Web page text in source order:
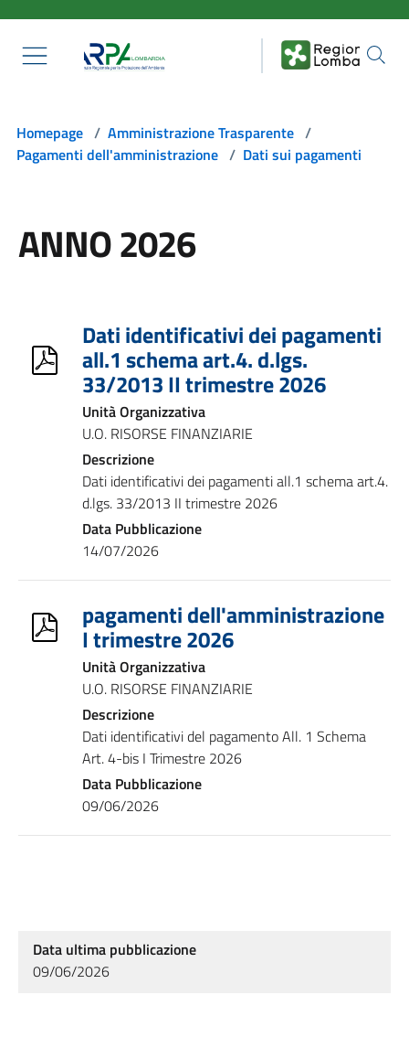
Homepage / Amministrazione Trasparente /
Pagamenti dell'amministrazione / Dati sui pagamenti
ANNO 2026
Dati identificativi dei pagamenti
all.1 schema art.4. d.lgs.
33/2013 II trimestre 2026
Unità Organizzativa
U.O. RISORSE FINANZIARIE
Descrizione
Dati identificativi dei pagamenti all.1 schema art.4.
d.lgs. 33/2013 II trimestre 2026
Data Pubblicazione
14/07/2026
pagamenti dell'amministrazione
I trimestre 2026
Unità Organizzativa
U.O. RISORSE FINANZIARIE
Descrizione
Dati identificativi del pagamento All. 1 Schema
Art. 4-bis I Trimestre 2026
Data Pubblicazione
09/06/2026
Data ultima pubblicazione
09/06/2026